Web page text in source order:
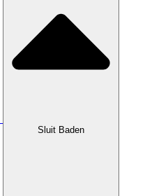
Sluit Baden